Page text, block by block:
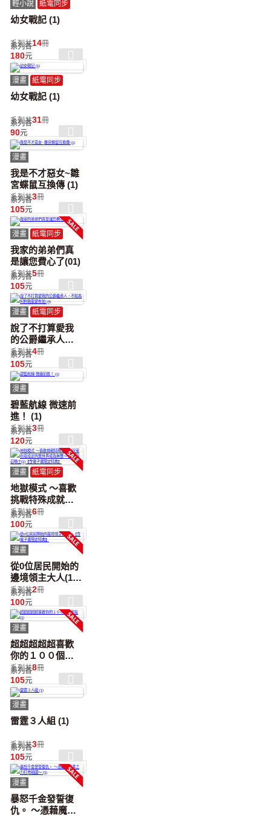
輕小說 紙電同步
幼女戰記 (1)
系列共14冊
系列各
180元
漫畫 紙電同步
幼女戰記 (1)
系列共31冊
系列各
90元
漫畫
我是不才惡女~雛
宮蝶鼠互換傳 (1)
系列共3冊
系列各
105元
漫畫 紙電同步
我家的弟弟們真
是讓您費心了(01)
系列共5冊
系列各
105元
漫畫 紙電同步
說了不打算愛我
的公爵繼承人，
不知為何對我寵
愛有加 (4)
系列共4冊
系列各
105元
漫畫
碧藍航線 微速前
進！ (1)
系列共3冊
系列各
120元
漫畫 紙電同步
地獄模式 ～喜歡
挑戰特殊成就的
玩家在廢設定的
異世界成為無雙
～ 起始的召喚士
(1)【含電子書限
定特典】
系列共6冊
系列各
100元
漫畫
從0位居民開始的
邊境領主大人(1)
【含電子書限定
特典】
系列共2冊
系列各
100元
漫畫
超超超超超喜歡
你的１００個女
朋友 (1)
系列共8冊
系列各
105元
漫畫
雷霆３人組 (1)
系列共3冊
系列各
105元
漫畫
暴怒千金發誓復
仇。 ～憑藉魔導